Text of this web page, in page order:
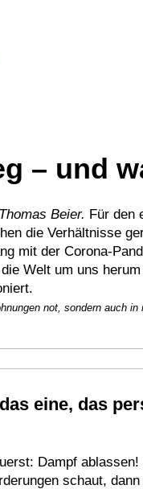
– und
Beier. Für den
die Verhältnisse
mit der Corona-
Welt um uns
not, sondern auch in
eine, das
Dampf
schaut,